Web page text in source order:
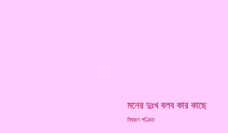
মনের দুঃখ বলব কার কাছে
নিবারণ পণ্ডিত
*